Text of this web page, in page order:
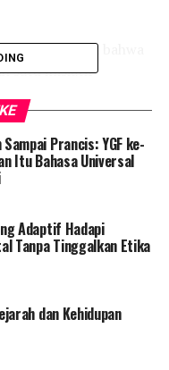
menyatakan bahwa
satu inisiatif
perjalanan fisik,
berkumpul
program ini, Adira
pemudik dapat
dan aman.
peserta,
mini medical check-
pemeriksaan
ringan.
organisasi
Adira
Prancis: YGF ke-
Itu Bahasa Universal
Adaptif Hadapi
Tanpa Tinggalkan Etika
dan Kehidupan